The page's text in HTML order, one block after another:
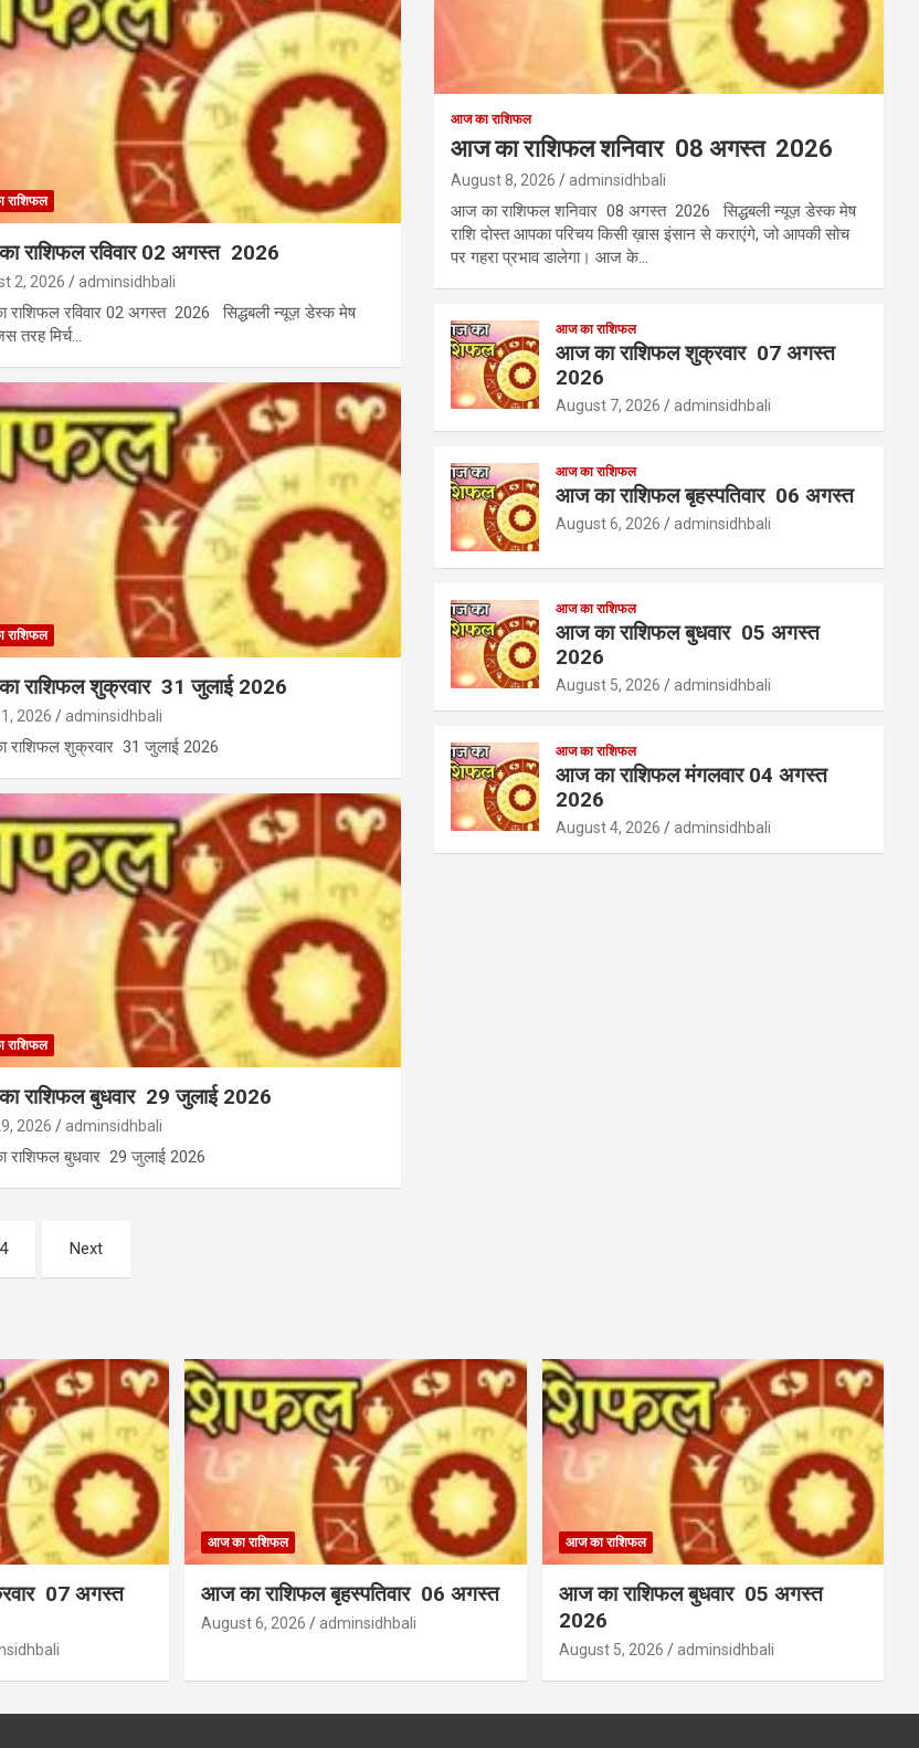
राशिफल
राशिफल रविवार 02 अगस्त 2026
2, 2026 adminsidhbali
रविवार 02 अगस्त 2026 सिद्धबली न्यूज़ डेस्क मेष
तरह मिर्च…
राशिफल
राशिफल शुक्रवार 31 जुलाई 2026
2026 adminsidhbali
राशिफल शुक्रवार 31 जुलाई 2026
राशिफल
राशिफल बुधवार 29 जुलाई 2026
2026 adminsidhbali
बुधवार 29 जुलाई 2026
Next
आज का राशिफल
आज का राशिफल शनिवार 08 अगस्त 2026
August 8, 2026 adminsidhbali
आज का राशिफल शनिवार 08 अगस्त 2026 सिद्धबली न्यूज़ डेस्क मेष
राशि दोस्त आपका परिचय किसी ख़ास इंसान से कराएंगे, जो आपकी सोच
पर गहरा प्रभाव डालेगा। आज के…
आज का राशिफल
आज का राशिफल शुक्रवार 07 अगस्त
2026
August 7, 2026 adminsidhbali
आज का राशिफल
आज का राशिफल बृहस्पतिवार 06 अगस्त
August 6, 2026 adminsidhbali
आज का राशिफल
आज का राशिफल बुधवार 05 अगस्त
2026
August 5, 2026 adminsidhbali
आज का राशिफल
आज का राशिफल मंगलवार 04 अगस्त
2026
August 4, 2026 adminsidhbali
07 अगस्त
आज का राशिफल
आज का राशिफल बृहस्पतिवार 06 अगस्त
August 6, 2026 adminsidhbali
आज का राशिफल
आज का राशिफल बुधवार 05 अगस्त
2026
August 5, 2026 adminsidhbali